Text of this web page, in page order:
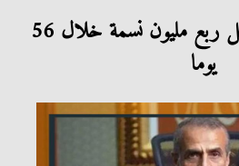
الإحصاء: مصر تسجل ربع مليون نسمة خلال 56
يوما